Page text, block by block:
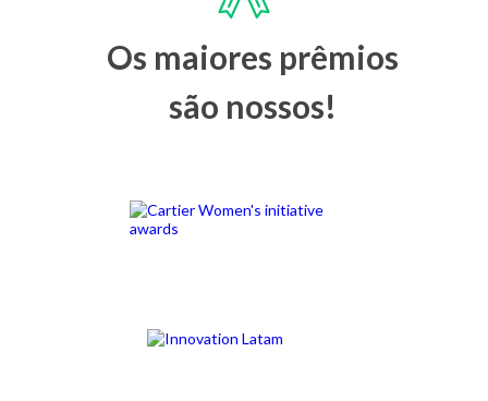
Os maiores prêmios
são nossos!